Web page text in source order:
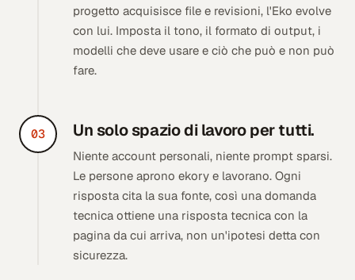
progetto acquisisce file e revisioni, l'Eko evolve
con lui. Imposta il tono, il formato di output, i
modelli che deve usare e ciò che può e non può
fare.
03 Un solo spazio di lavoro per tutti.
Niente account personali, niente prompt sparsi.
Le persone aprono ekory e lavorano. Ogni
risposta cita la sua fonte, così una domanda
tecnica ottiene una risposta tecnica con la
pagina da cui arriva, non un'ipotesi detta con
sicurezza.